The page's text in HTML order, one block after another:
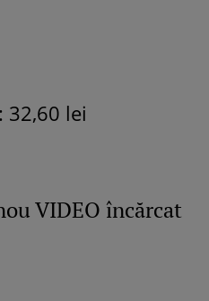
32,60 lei
VIDEO încărcat